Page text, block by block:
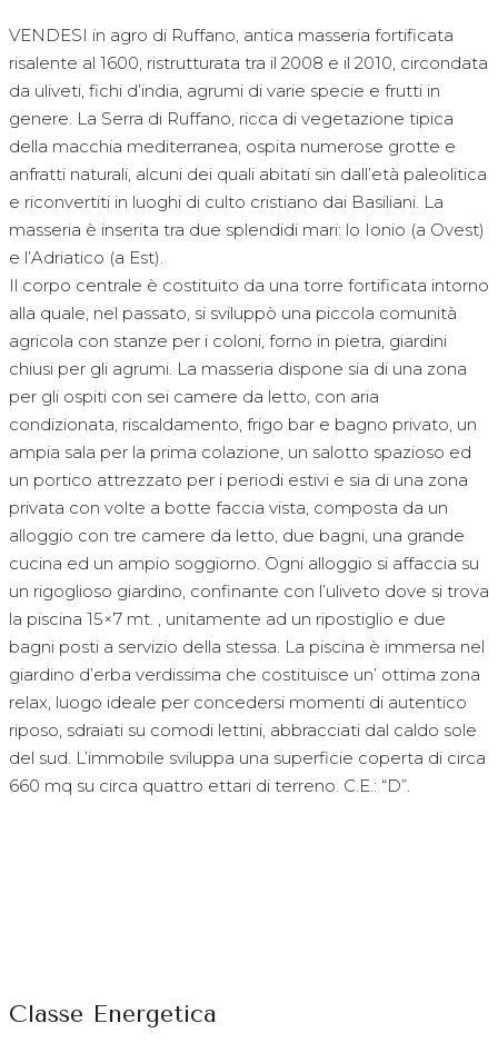
VENDESI in agro di Ruffano, antica masseria fortificata
risalente al 1600, ristrutturata tra il 2008 e il 2010, circondata
da uliveti, fichi d’india, agrumi di varie specie e frutti in
genere. La Serra di Ruffano, ricca di vegetazione tipica
della macchia mediterranea, ospita numerose grotte e
anfratti naturali, alcuni dei quali abitati sin dall’età paleolitica
e riconvertiti in luoghi di culto cristiano dai Basiliani. La
masseria è inserita tra due splendidi mari: lo Ionio (a Ovest)
e l’Adriatico (a Est).
Il corpo centrale è costituito da una torre fortificata intorno
alla quale, nel passato, si sviluppò una piccola comunità
agricola con stanze per i coloni, forno in pietra, giardini
chiusi per gli agrumi. La masseria dispone sia di una zona
per gli ospiti con sei camere da letto, con aria
condizionata, riscaldamento, frigo bar e bagno privato, un
ampia sala per la prima colazione, un salotto spazioso ed
un portico attrezzato per i periodi estivi e sia di una zona
privata con volte a botte faccia vista, composta da un
alloggio con tre camere da letto, due bagni, una grande
cucina ed un ampio soggiorno. Ogni alloggio si affaccia su
un rigoglioso giardino, confinante con l’uliveto dove si trova
la piscina 15×7 mt. , unitamente ad un ripostiglio e due
bagni posti a servizio della stessa. La piscina è immersa nel
giardino d’erba verdissima che costituisce un’ ottima zona
relax, luogo ideale per concedersi momenti di autentico
riposo, sdraiati su comodi lettini, abbracciati dal caldo sole
del sud. L’immobile sviluppa una superficie coperta di circa
660 mq su circa quattro ettari di terreno. C.E.: “D”.
Classe Energetica